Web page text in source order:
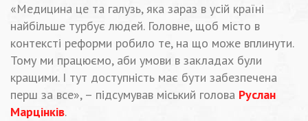
«Медицина це та галузь, яка зараз в усій країні
найбільше турбує людей. Головне, щоб місто в
контексті реформи робило те, на що може вплинути.
Тому ми працюємо, аби умови в закладах були
кращими. І тут доступність має бути забезпечена
перш за все», – підсумував міський голова Руслан
Марцінків.